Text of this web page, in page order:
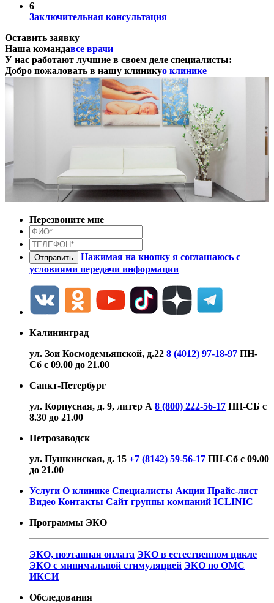
6
Заключительная консультация
Оставить заявку
Наша командавсе врачи
У нас работают лучшие в своем деле специалисты:
Добро пожаловать в нашу клиникуо клинике
Перезвоните мне
Нажимая на кнопку я соглашаюсь с
условиями передачи информации
Калининград
ул. Зои Космодемьянской, д.22 8 (4012) 97-18-97 ПН-
Сб с 09.00 до 21.00
Санкт-Петербург
ул. Корпусная, д. 9, литер А 8 (800) 222-56-17 ПН-СБ с
8.30 до 21.00
Петрозаводск
ул. Пушкинская, д. 15 +7 (8142) 59-56-17 ПН-Сб с 09.00
до 21.00
Услуги О клинике Специалисты Акции Прайс-лист
Видео Контакты Сайт группы компаний ICLINIC
Программы ЭКО
ЭКО, поэтапная оплата ЭКО в естественном цикле
ЭКО с минимальной стимуляцией ЭКО по ОМС
ИКСИ
Обследования